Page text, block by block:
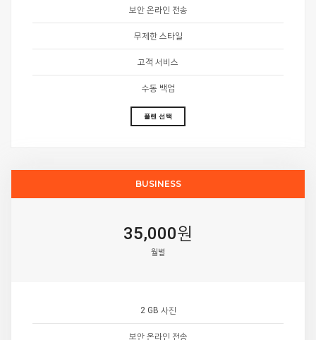
보안 온라인 전송
무제한 스타일
고객 서비스
수동 백업
플랜 선택
BUSINESS
35,000원
월별
2 GB 사진
보안 온라인 전송